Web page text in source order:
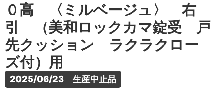
０高 〈ミルベージュ〉 右
引 （美和ロックカマ錠受 戸
先クッション ラクラクロー
ズ付）用
2025/06/23　生産中止品